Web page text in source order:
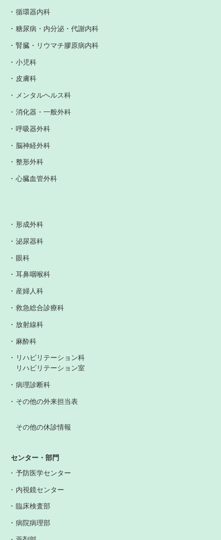
循環器内科
糖尿病・内分泌・代謝内科
腎臓・リウマチ膠原病内科
小児科
皮膚科
メンタルヘルス科
消化器・一般外科
呼吸器外科
脳神経外科
整形外科
心臓血管外科
形成外科
泌尿器科
眼科
耳鼻咽喉科
産婦人科
救急総合診療科
放射線科
麻酔科
リハビリテーション科
リハビリテーション室
病理診断科
その他の外来担当表
その他の休診情報
センター・部門
予防医学センター
内視鏡センター
臨床検査部
病院病理部